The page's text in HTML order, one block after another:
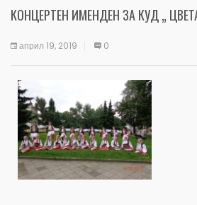
КОНЦЕРТЕН ИМЕНДЕН ЗА КУД „
април 19, 2019 0